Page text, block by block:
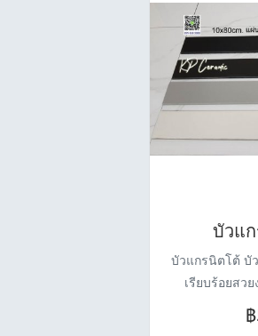
บัวแ
บัวแกรนิตโต้ บั
เรียบร้อยสว
แข็งแกร่ง ทนท
ใช้งานได้ตลอด